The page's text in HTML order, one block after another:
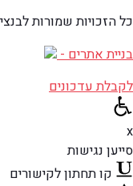
כל הזכויות שמורות לבנצי
בניית אתרים -
לקבלת עדכונים
x
סייען נגישות
קו תחתון לקישורים